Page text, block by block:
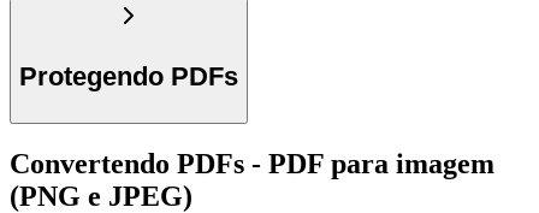
Protegendo PDFs
Convertendo PDFs - PDF para imagem
(PNG e JPEG)